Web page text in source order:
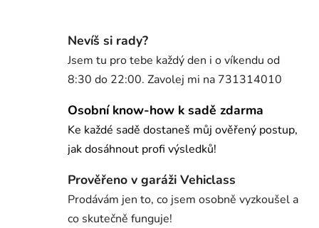
Nevíš si rady?
Jsem tu pro tebe každý den i o víkendu od
8:30 do 22:00. Zavolej mi na 731314010
Osobní know-how k sadě zdarma
Ke každé sadě dostaneš můj ověřený postup,
jak dosáhnout profi výsledků!
Prověřeno v garáži Vehiclass
Prodávám jen to, co jsem osobně vyzkoušel a
co skutečně funguje!